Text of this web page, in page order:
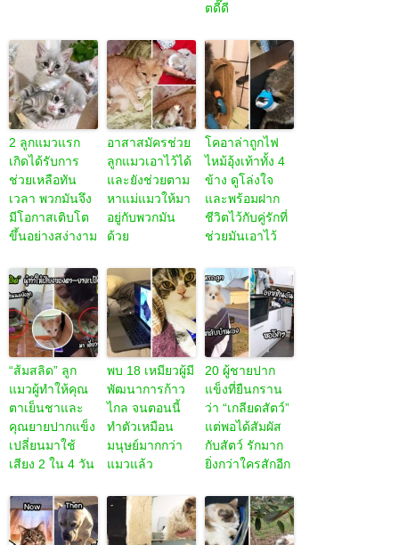
ตดี๊ดี
2 ลูกแมวแรก
เกิดได้รับการ
ช่วยเหลือทัน
เวลา พวกมันจึง
มีโอกาสเติบโต
ขึ้นอย่างสง่างาม
อาสาสมัครช่วย
ลูกแมวเอาไว้ได้
และยังช่วยตาม
หาแม่แมวให้มา
อยู่กับพวกมัน
ด้วย
โคอาล่าถูกไฟ
ไหม้อุ้งเท้าทั้ง 4
ข้าง ดูโล่งใจ
และพร้อมฝาก
ชีวิตไว้กับคู่รักที่
ช่วยมันเอาไว้
“ส้มสลิด” ลูก
แมวผู้ทำให้คุณ
ตาเย็นชาและ
คุณยายปากแข็ง
เปลี่ยนมาใช้
เสียง 2 ใน 4 วัน
พบ 18 เหมียวผู้มี
พัฒนาการก้าว
ไกล จนตอนนี้
ทำตัวเหมือน
มนุษย์มากกว่า
แมวแล้ว
20 ผู้ชายปาก
แข็งที่ยืนกราน
ว่า “เกลียดสัตว์”
แต่พอได้สัมผัส
กับสัตว์ รักมาก
ยิ่งกว่าใครสักอีก